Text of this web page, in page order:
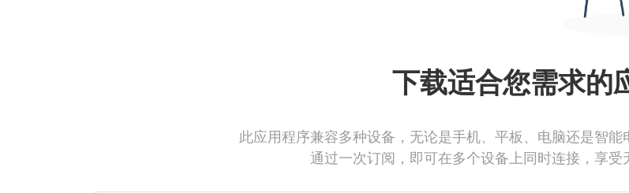
下载适合您需求的
此应用程序兼容多种设备，无论是手机、平板、电脑还是智能
通过一次订阅，即可在多个设备上同时连接，享受